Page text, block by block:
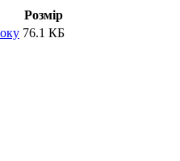
Розмір
76.1 КБ